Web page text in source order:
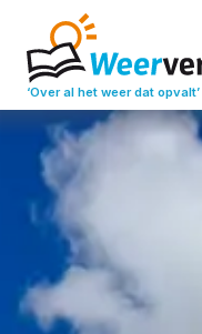
‘Over al het weer dat opvalt’